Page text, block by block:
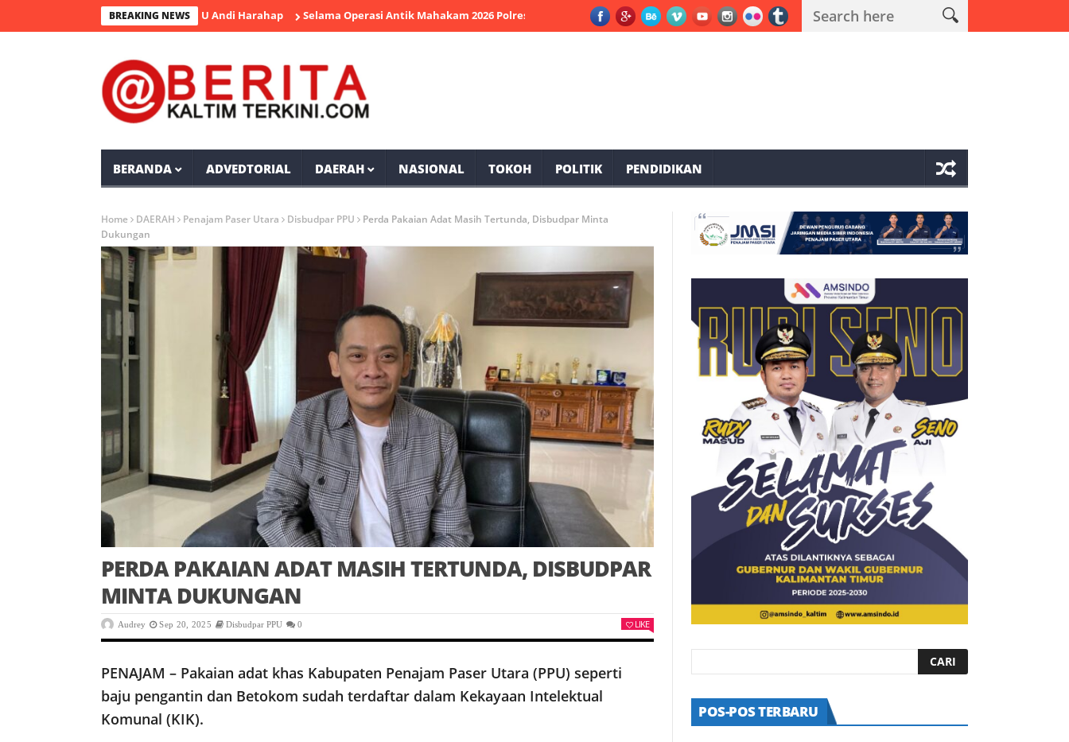
BREAKING NEWS
Duka Mantan Bupati PPU Andi Harahap Selama Operasi Antik Mahakam 2026 Polres PPU Ungkap 19 Kasus Narkoba Aset Bandar Sabu-sabu Muara Komam Bernilai Miliaran Rupiah Disita
BERANDA ADVEDTORIAL DAERAH NASIONAL TOKOH POLITIK PENDIDIKAN
Home DAERAH Penajam Paser Utara Disbudpar PPU
Perda Pakaian Adat Masih Tertunda, Disbudpar Minta
Dukungan
PERDA PAKAIAN ADAT MASIH TERTUNDA, DISBUDPAR
MINTA DUKUNGAN
Audrey Sep 20, 2025 Disbudpar PPU 0 LIKE
PENAJAM – Pakaian adat khas Kabupaten Penajam Paser Utara (PPU) seperti
baju pengantin dan Betokom sudah terdaftar dalam Kekayaan Intelektual
Komunal (KIK).
POS-POS TERBARU